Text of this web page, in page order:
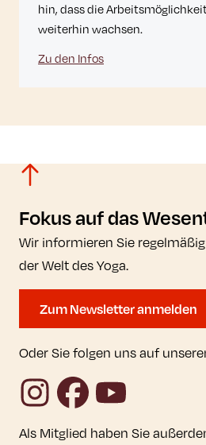
hin, dass die
weiterhin wachsen.
Zu den Infos
Fokus auf das
Wir informieren Sie
der Welt des Yoga.
Zum Newsletter anmelden
Oder Sie folgen uns auf
InstagramFacebookYouTube
Als Mitglied haben Sie